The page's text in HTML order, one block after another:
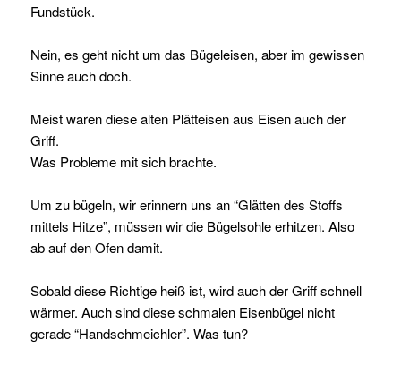
Fundstück.
Nein, es geht nicht um das Bügeleisen, aber im gewissen
Sinne auch doch.
Meist waren diese alten Plätteisen aus Eisen auchder
Griff.
Was Probleme mit sich brachte.
Um zu bügeln, wir erinnern uns an “Glätten des Stoffs
mittels Hitze”, müssen wir die Bügelsohle erhitzen. Also
ab auf den Ofen damit.
Sobald diese Richtigeheiß ist, wird auch der Griff schnell
wärmer. Auch sind diese schmalen Eisenbügel nicht
gerade “Handschmeichler”. Was tun?